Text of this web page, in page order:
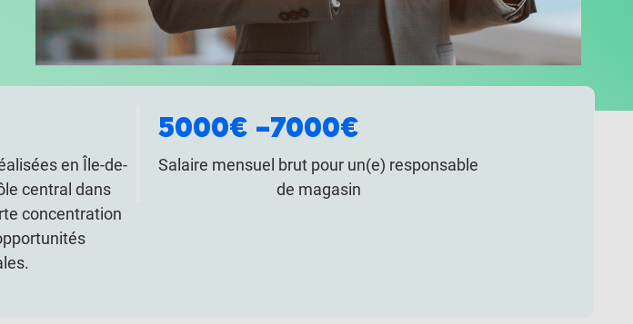
en Île-de-
central dans
concentration
5000€ –7000€
Salaire mensuel brut pour un(e) responsable
de magasin